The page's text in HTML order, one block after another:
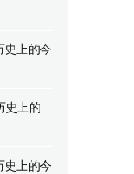
史上的今
史上的
史上的今